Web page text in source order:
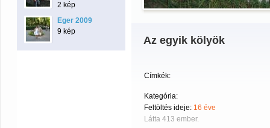
2 kép
Eger 2009
9 kép
Az egyik kölyök
Címkék:
Kategória:
Feltöltés ideje: 16 éve
Látta 413 ember.